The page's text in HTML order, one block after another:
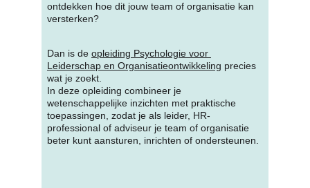
ontdekken hoe dit jouw team of organisatie kan
versterken?
Dan is de opleiding Psychologie voor
Leiderschap en Organisatieontwikkeling precies
wat je zoekt.
In deze opleiding combineer je
wetenschappelijke inzichten met praktische
toepassingen, zodat je als leider, HR-
professional of adviseur je team of organisatie
beter kunt aansturen, inrichten of ondersteunen.